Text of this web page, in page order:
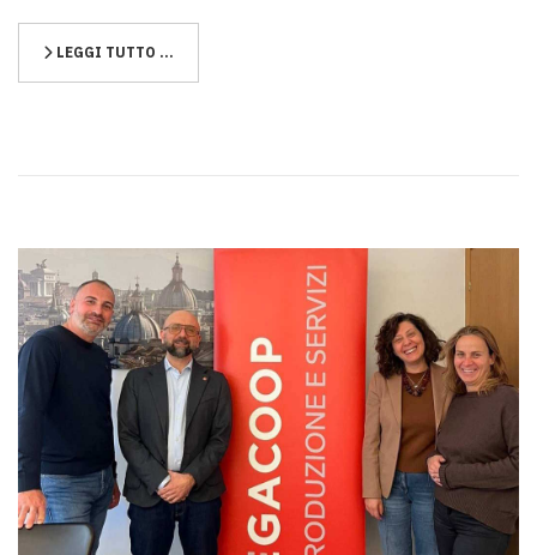
LEGGI TUTTO …